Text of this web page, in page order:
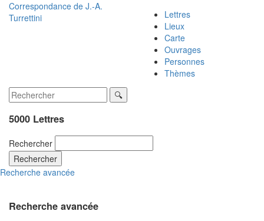
Correspondance de J.-A.
Turrettini
Lettres
Lieux
Carte
Ouvrages
Personnes
Thèmes
5000 Lettres
Rechercher
Rechercher
Recherche avancée
Recherche avancée